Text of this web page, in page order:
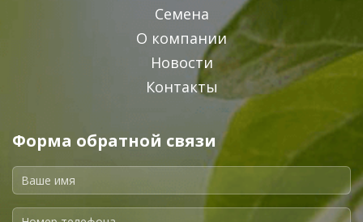
Семена
О компании
Новости
Контакты
Форма обратной связи